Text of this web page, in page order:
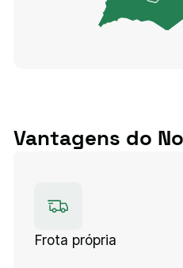
Vantagens do
Frota própria